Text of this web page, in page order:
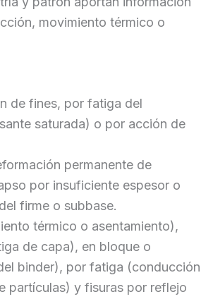
movimiento térmico o
de fines, por fatiga del
saturada) o por acción de
permanente de
por insuficiente espesor o
firme o subbase.
térmico o asentamiento),
de capa), en bloque o
binder), por fatiga (conducción
partículas) y fisuras por reflejo